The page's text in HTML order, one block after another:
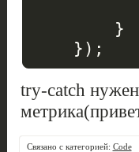
}
});
try-catch нужен
Связано с категорией: Code